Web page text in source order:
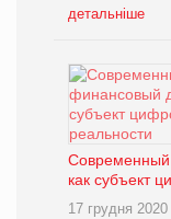
детальніше
как субъект
17 грудня 2020